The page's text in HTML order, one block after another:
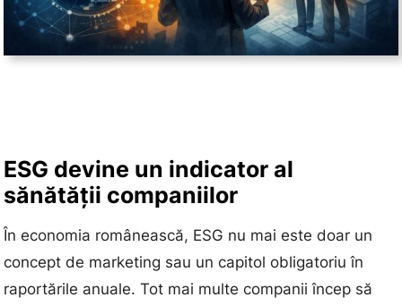
ESG devine un indicator al
sănătății companiilor
În economia românească, ESG nu mai este doar un
concept de marketing sau un capitol obligatoriu în
raportările anuale. Tot mai multe companii încep să